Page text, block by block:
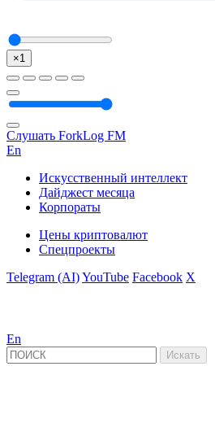
×1
Слушать ForkLog FM
En
Искусственный интеллект
Дайджест месяца
Корпораты
Цены криптовалют
Спецпроекты
Telegram (AI)YouTube Facebook X
En